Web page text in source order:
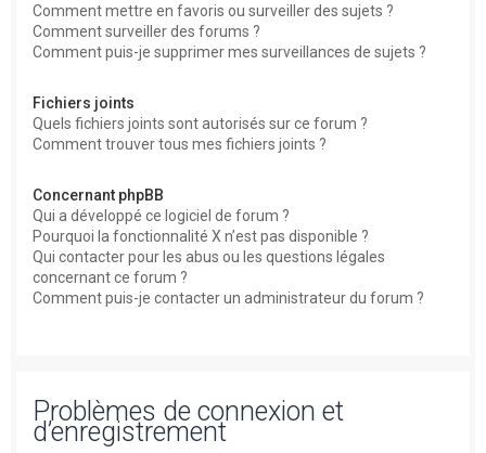
Comment mettre en favoris ou surveiller des sujets ?
Comment surveiller des forums ?
Comment puis-je supprimer mes surveillances de sujets ?
Fichiers joints
Quels fichiers joints sont autorisés sur ce forum ?
Comment trouver tous mes fichiers joints ?
Concernant phpBB
Qui a développé ce logiciel de forum ?
Pourquoi la fonctionnalité X n’est pas disponible ?
Qui contacter pour les abus ou les questions légales
concernant ce forum ?
Comment puis-je contacter un administrateur du forum ?
Problèmes de connexion et
d’enregistrement